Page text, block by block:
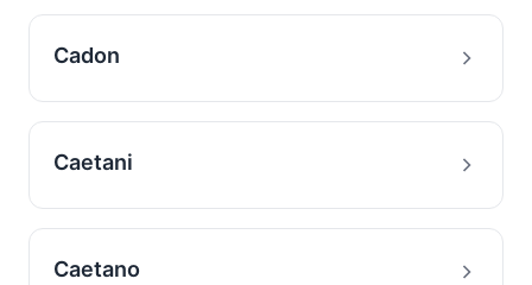
Cadon
Caetani
Caetano